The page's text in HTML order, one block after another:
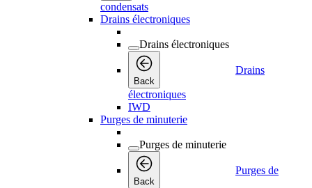
condensats
Drains électroniques
Drains électroniques
Back
Drains
électroniques
IWD
Purges de minuterie
Purges de minuterie
Back
Purges de